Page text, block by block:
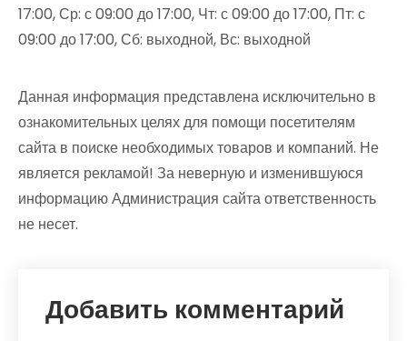
17:00, Ср: с 09:00 до 17:00, Чт: с 09:00 до 17:00, Пт: с
09:00 до 17:00, Сб: выходной, Вс: выходной
Данная информация представлена исключительно в
ознакомительных целях для помощи посетителям
сайта в поиске необходимых товаров и компаний. Не
является рекламой! За неверную и изменившуюся
информацию Администрация сайта ответственность
не несет.
Добавить комментарий